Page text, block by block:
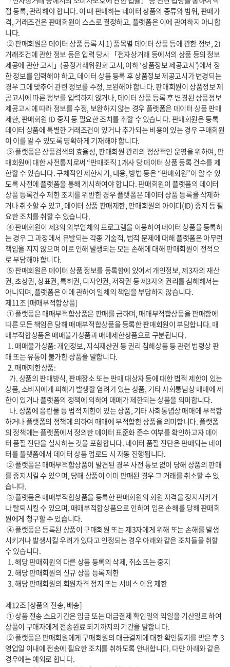
접 등록, 관리해야 합니다. 이 때 판매하는 데이터 상품의 종류와 범위, 판매가
격, 거래조건은 판매회원이 스스로 결정하고, 플랫폼은 이에 관여하지 아니합
니다.
거래조건에 관한 정보 등은 입력 당시 「전자상거래 등에서의 상품 등의 정보
제공에 관한 고시」(공정거래위원회 고시, 이하 ‘상품정보 제공고시’)에서 정
한 정보를 입력해야 하고, 데이터 상품 등록 후 상품정보 제공고시가 변경되는
경우 그에 맞추어 관련 정보를 수정, 보완해야 합니다. 판매회원이 상품정보 제
공고시에 따른 정보를 입력하지 않거나, 데이터 상품 등록 후 변경된 상품정보
제공고시에 따라 정보를 수정, 보완하지 않는 경우 플랫폼은 데이터 상품 판매
제한, 판매회원 ID 중지 등 필요한 조치를 취할 수 있습니다. 판매회원은 등록
데이터 상품에 특별한 거래조건이 있거나 추가되는 비용이 있는 경우 구매회원
이 이를 알 수 있도록 명확하게 기재해야 합니다.
매회원에 대한 사전통지로써 “판매조직 1개사 당 데이터 상품 등록 건수를 제
한할 수 있습니다. 구체적인 제한시기, 내용, 방법 등은 “판매회원”이 알 수 있
도록 사전에 플랫폼을 통해 게시하여야 합니다. 판매회원이 플랫폼의 데이터
상품 등록건수 제한 조치를 위반한 경우 플랫폼은 데이터 상품 등록을 삭제하
거나 취소할 수 있고, 데이터 상품 판매제한, 판매회원의 아이디(ID) 중지 등 필
요한 조치를 취할 수 있습니다.
는 경우 그 과정에서 유발되는 각종 기술적, 법적 문제에 대해 플랫폼은 아무런
책임을 지지 않으며 이로 인해 발생되는 모든 손해에 대해 판매회원이 전적으
로 부담해야 합니다.
권, 초상권, 상표권, 특허권, 디자인권, 저작권 등 제3자의 권리를 침해해서는
아니되며, 플랫폼은 이에 관하여 일체의 책임을 부담하지 않습니다.
제11조 [매매부적합상품]
따른 모든 책임은 당해 매매부적합상품을 등록한 판매회원이 부담합니다. 매
매부적합상품은 매매불가상품과 매매제한상품으로 구분됩니다.
매 또는 유통이 불가한 상품을 말합니다.
  2. 매매제한상품:
상품, 소비자에게 피해가 발생할 염려가 있는 상품, 기타 사회통념상 매매에 제
한이 있거나 플랫폼의 정책에 의하여 매매가 제한되는 상품을 의미합니다.
하거나 플랫폼의 정책에 의하여 매매에 부적합한 상품을 의미합니다. 플랫폼
의 정책에는 플랫폼에서 정의한 데이터 표준화 준수 여부를 확인하고자 데이
터 품질 진단을 실시하는 것을 포함합니다. 데이터 품질 진단은 판매되는 데이
터를 플랫폼에서 데이터 상품 업로드 시 자동 진행됩니다.
를 중지시킬 수 있으며, 당해 상품이 이미 판매된 경우 그 거래를 취소할 수 있
습니다.
나 탈퇴시킬 수 있으며, 매매부적합상품으로 인하여 입은 손해를 당해 판매회
원에게 청구할 수 있습니다.
시키거나 발생시킬 우려가 있다고 인정되는 경우 아래와 같은 조치들을 취할
수 있습니다.
  2. 해당 판매회원의 신규 상품 등록 제한
  3. 해당 판매회원의 회원자격 정지 또는 서비스 이용 제한
제12조 [상품의 전송, 배송]
상품이 구매자에게 전송완료 되기까지의 기간을 말합니다.
영업일 이내에 전송에 필요한 조치를 취하도록 안내합니다. 다만 아래와 같은
경우에는 예외로 합니다.